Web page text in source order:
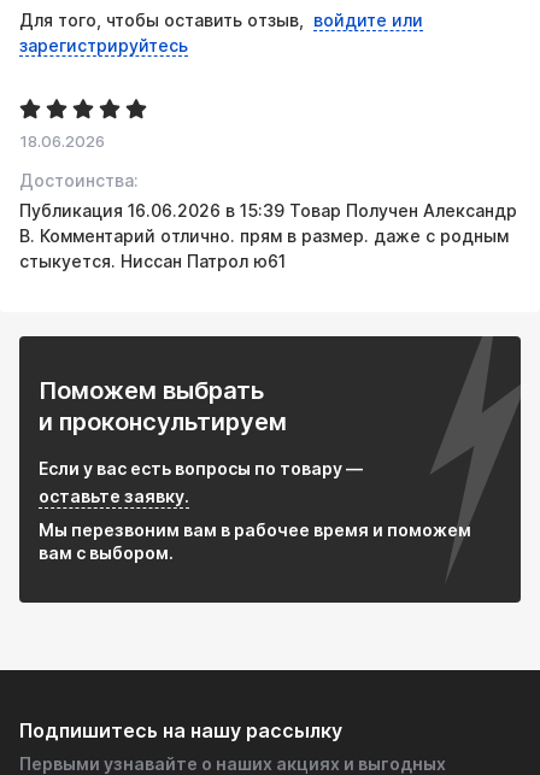
Совместимость: Широкий ассортимент размеров и
типов соединений.
для быстрой и эффективной установки.
Для того, чтобы оставить отзыв, войдите или
зарегистрируйтесь
18.06.2026
Достоинства:
Публикация 16.06.2026 в 15:39 Товар Получен Александр
В. Комментарий отлично. прям в размер. даже с родным
стыкуется. Ниссан Патрол ю61
Поможем выбрать
и проконсультируем
Если у вас есть вопросы по товару —
оставьте заявку.
Мы перезвоним вам в рабочее время и поможем
вам с выбором.
Подпишитесь на нашу рассылку
Первыми узнавайте о наших акциях и выгодных